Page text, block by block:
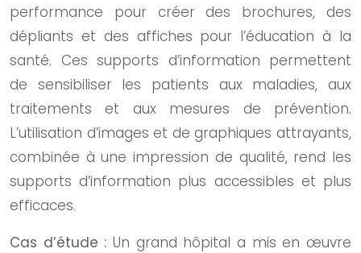
performance pour créer des brochures, des
dépliants et des affiches pour l’éducation à la
santé. Ces supports d’information permettent
de sensibiliser les patients aux maladies, aux
traitements et aux mesures de prévention.
L’utilisation d’images et de graphiques attrayants,
combinée à une impression de qualité, rend les
supports d’information plus accessibles et plus
efficaces.
Cas d’étude : Un grand hôpital a mis en œuvre